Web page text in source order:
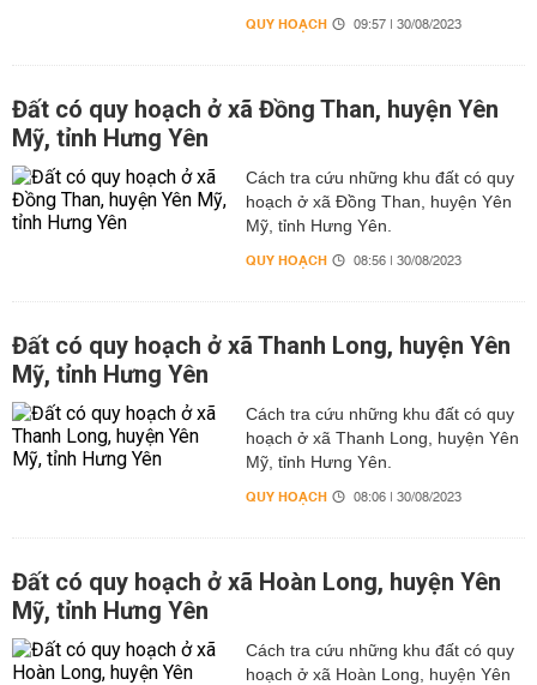
QUY HOẠCH 09:57 | 30/08/2023
Đất có quy hoạch ở xã Đồng Than, huyện Yên
Mỹ, tỉnh Hưng Yên
Cách tra cứu những khu đất có quy
hoạch ở xã Đồng Than, huyện Yên
Mỹ, tỉnh Hưng Yên.
QUY HOẠCH 08:56 | 30/08/2023
Đất có quy hoạch ở xã Thanh Long, huyện Yên
Mỹ, tỉnh Hưng Yên
Cách tra cứu những khu đất có quy
hoạch ở xã Thanh Long, huyện Yên
Mỹ, tỉnh Hưng Yên.
QUY HOẠCH 08:06 | 30/08/2023
Đất có quy hoạch ở xã Hoàn Long, huyện Yên
Mỹ, tỉnh Hưng Yên
Cách tra cứu những khu đất có quy
hoạch ở xã Hoàn Long, huyện Yên